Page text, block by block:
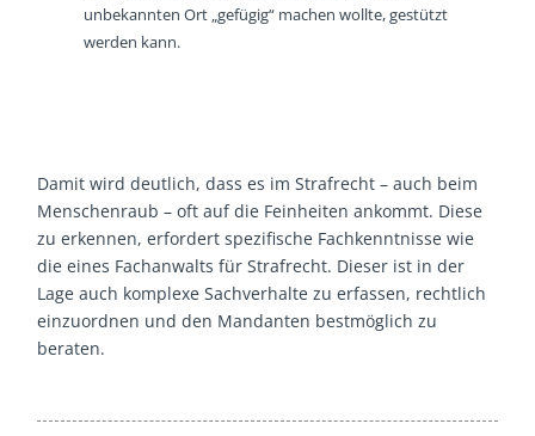
unbekannten Ort „gefügig“ machen wollte, gestützt
werden kann.
Damit wird deutlich, dass es im Strafrecht – auch beim
Menschenraub – oft auf die Feinheiten ankommt. Diese
zu erkennen, erfordert spezifische Fachkenntnissewie
die eines Fachanwalts für Strafrecht. Dieser ist in der
Lage auch komplexe Sachverhalte zu erfassen, rechtlich
einzuordnen und den Mandanten bestmöglich zu
beraten.